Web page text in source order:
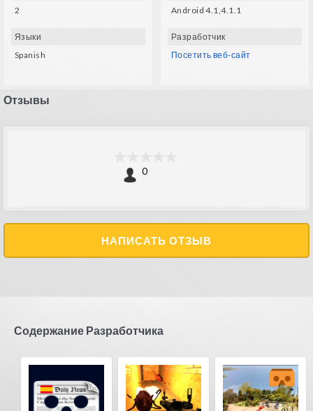
2
Языки
Spanish
Android 4.1,4.1.1
Разработчик
Посетить веб-сайт
Отзывы
0
НАПИСАТЬ ОТЗЫВ
Содержание Разработчика